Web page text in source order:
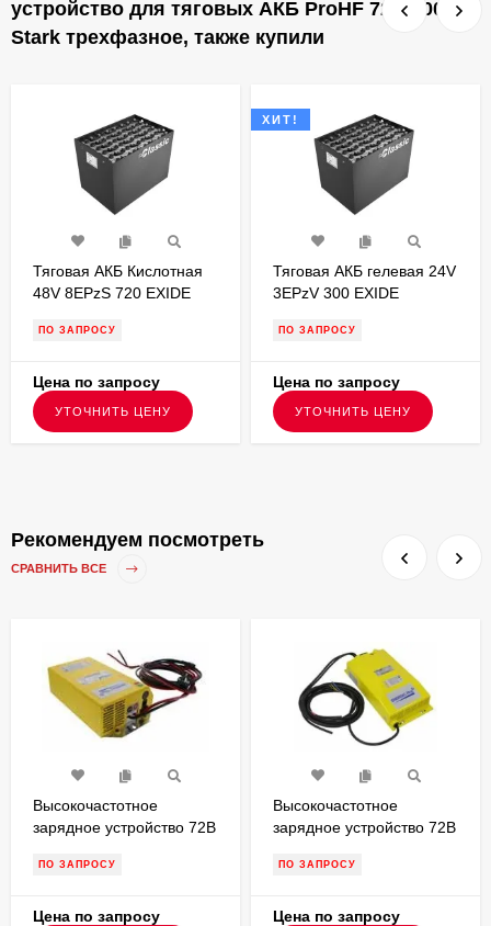
устройство для тяговых АКБ ProHF 72В 100А
Stark трехфазное, также купили
Тяговая АКБ Кислотная
48V 8EPzS 720 EXIDE
ПО ЗАПРОСУ
Цена по запросу
УТОЧНИТЬ ЦЕНУ
ХИТ!
Тяговая АКБ гелевая 24V
3EPzV 300 EXIDE
ПО ЗАПРОСУ
Цена по запросу
УТОЧНИТЬ ЦЕНУ
Рекомендуем посмотреть
СРАВНИТЬ ВСЕ
Высокочастотное
зарядное устройство 72В
ENERGIC Plus ZU050829
ПО ЗАПРОСУ
Цена по запросу
Высокочастотное
зарядное устройство 72В
ENERGIC Plus ZU050830
ПО ЗАПРОСУ
Цена по запросу